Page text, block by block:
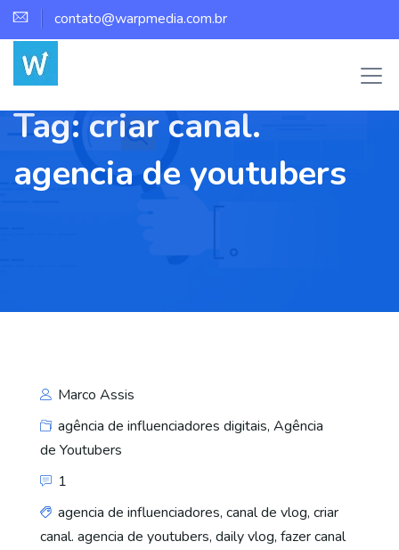
contato@warpmedia.com.br
Tag:criar canal.
agencia de youtubers
Marco Assis
agência de influenciadores digitais, Agência
de Youtubers
1
agencia de influenciadores, canal de vlog, criar
canal. agencia de youtubers, daily vlog, fazer canal